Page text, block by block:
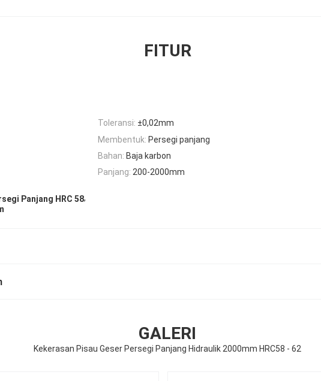
FITUR
Toleransi: ±0,02mm
Membentuk: Persegi panjang
Bahan: Baja karbon
Panjang: 200-2000mm
Panjang HRC 58,
GALERI
Kekerasan Pisau Geser Persegi Panjang Hidraulik 2000mm HRC58 - 62